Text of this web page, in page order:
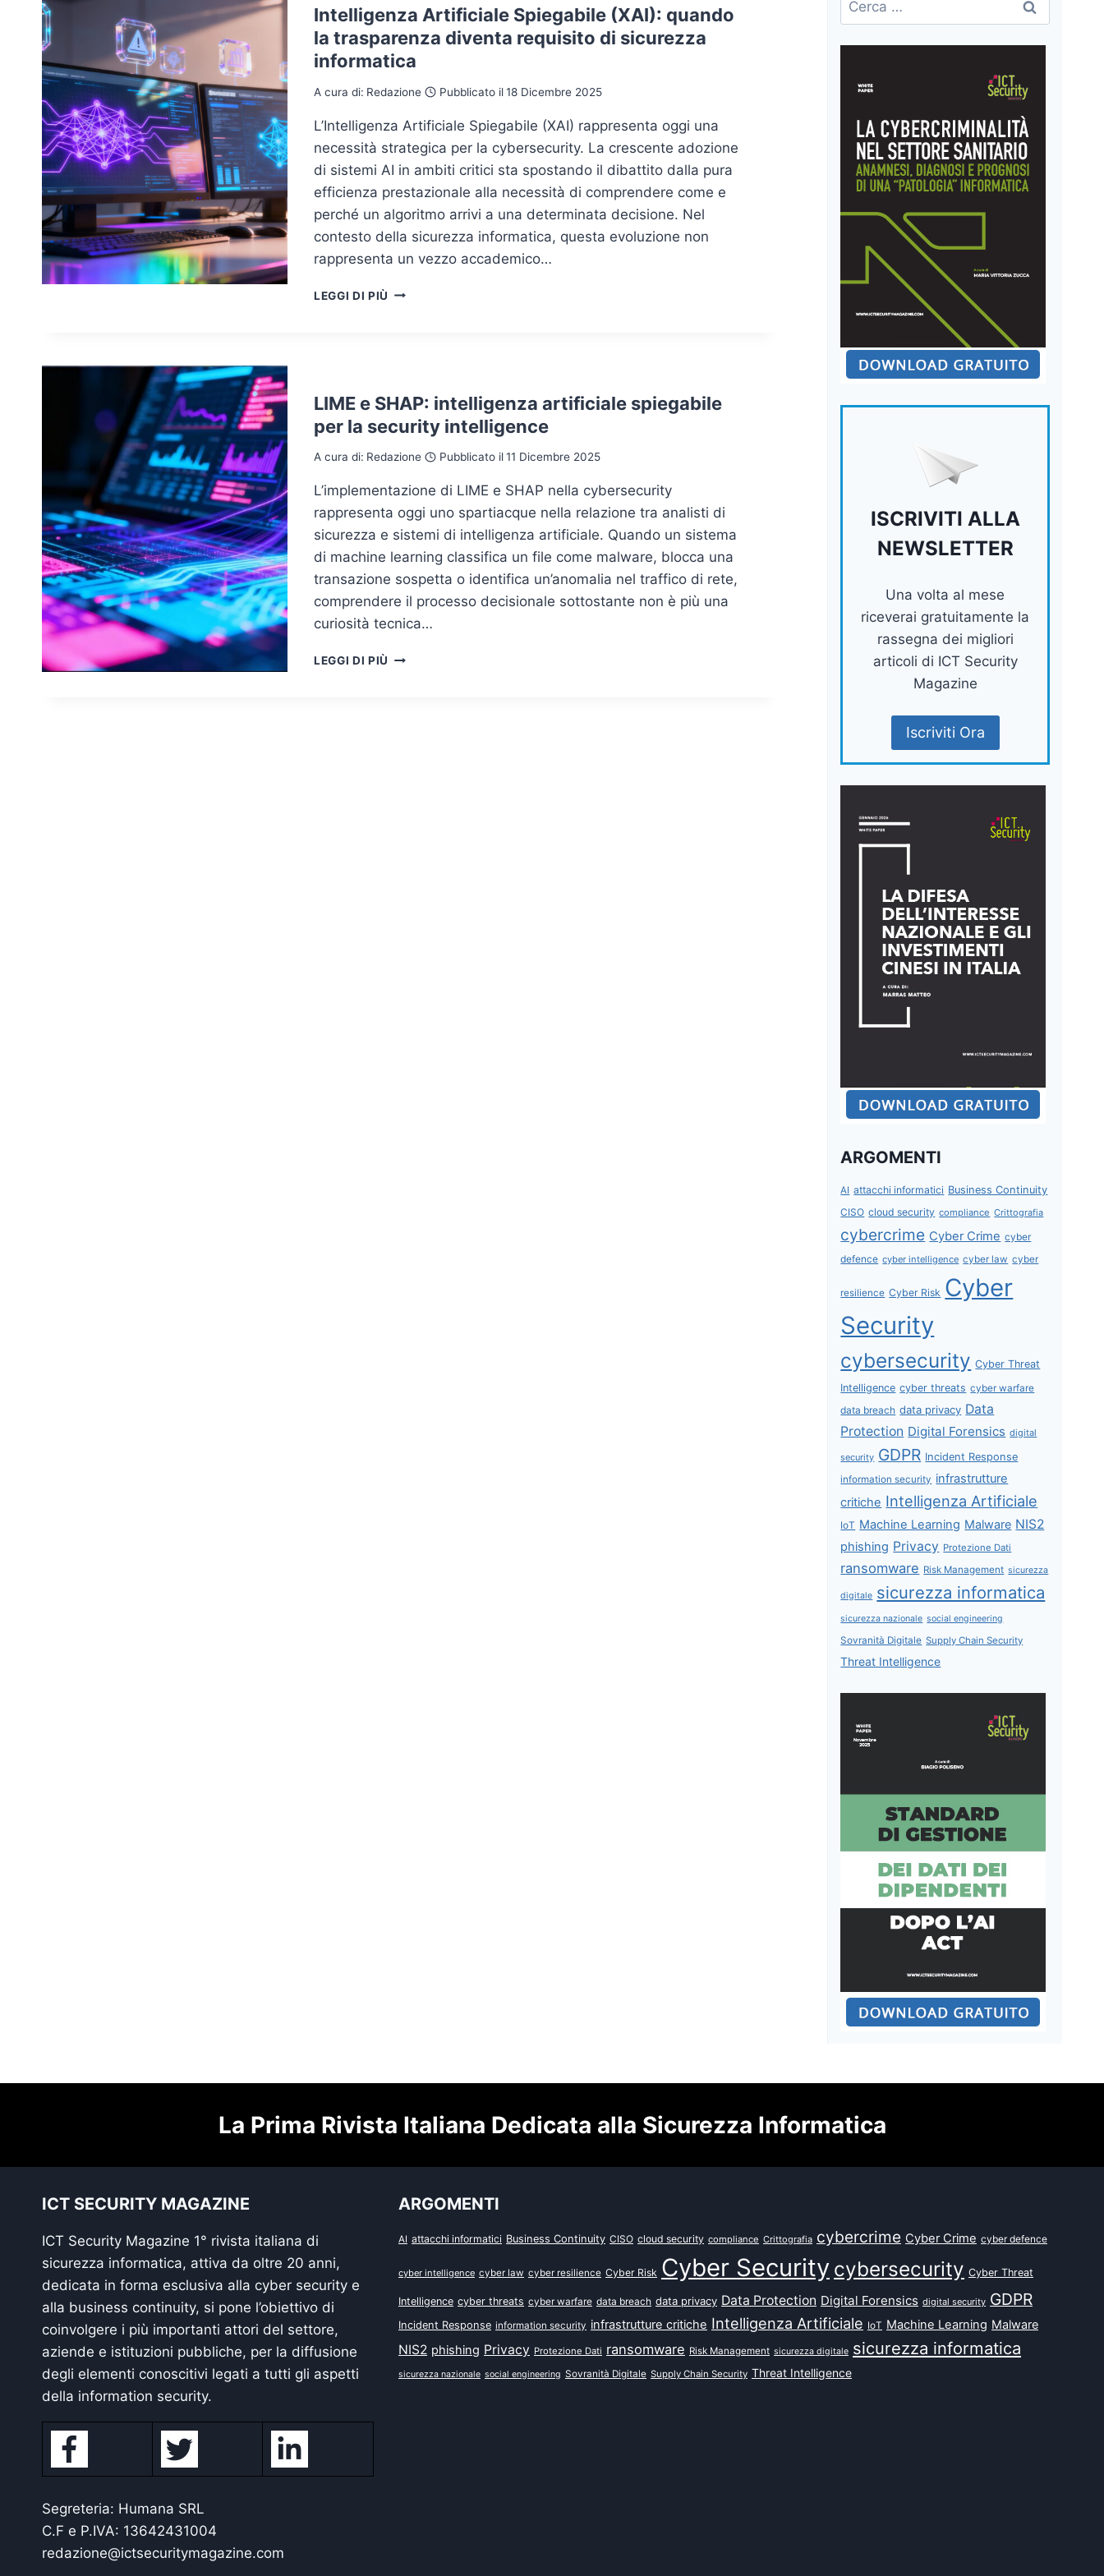
Intelligenza Artificiale Spiegabile (XAI): quando
la trasparenza diventa requisito di sicurezza
informatica
A cura di: Redazione Pubblicato il18 Dicembre 2025
L’Intelligenza Artificiale Spiegabile (XAI) rappresenta oggi una
necessità strategica per la cybersecurity. La crescente adozione
di sistemi AI in ambiti critici sta spostando il dibattito dalla pura
efficienza prestazionale alla necessità di comprendere come e
perché un algoritmo arrivi a una determinata decisione. Nel
contesto della sicurezza informatica, questa evoluzione non
rappresenta un vezzo accademico…
LEGGI DI PIÙ INTELLIGENZA
TRASPARENZA
DIVENTA
REQUISITO
SICUREZZA
LIME e SHAP: intelligenza artificiale spiegabile
per la security intelligence
A cura di: Redazione Pubblicato il11 Dicembre 2025
L’implementazione di LIME e SHAP nella cybersecurity
rappresenta oggi uno spartiacque nella relazione tra analisti di
sicurezza e sistemi di intelligenza artificiale. Quando un sistema
di machine learning classifica un file come malware, blocca una
transazione sospetta o identifica un’anomalia nel traffico di rete,
comprendere il processo decisionale sottostante non è più una
curiosità tecnica…
LEGGI DI PIÙ LIME
per:
ISCRIVITI ALLA
NEWSLETTER
Una volta al mese
riceverai gratuitamente la
rassegna dei migliori
articoli di ICT Security
Magazine
Iscriviti Ora
ARGOMENTI
AI attacchi informatici Business Continuity
CISO cloud security compliance Crittografia
cybercrime Cyber Crime cyber
defence cyber intelligence cyber law cyber
resilience Cyber Risk Cyber
Security
cybersecurity Cyber Threat
Intelligence cyber threats cyber warfare
data breach data privacy Data
Protection Digital Forensics digital
security GDPR Incident Response
information security infrastrutture
critiche Intelligenza Artificiale
IoT Machine Learning Malware NIS2
phishing Privacy Protezione Dati
ransomware Risk Management sicurezza
digitale sicurezza informatica
sicurezza nazionale social engineering
Sovranità Digitale Supply Chain Security
Threat Intelligence
La Prima Rivista Italiana Dedicata alla Sicurezza Informatica
ICT SECURITY MAGAZINE
ICT Security Magazine 1° rivista italiana di
sicurezza informatica, attiva da oltre 20 anni,
dedicata in forma esclusiva alla cyber security e
alla business continuity, si pone l’obiettivo di
coinvolgere i più importanti attori del settore,
aziende e istituzioni pubbliche, per la diffusione
degli elementi conoscitivi legati a tutti gli aspetti
della information security.
Segreteria: Humana SRL
C.F e P.IVA: 13642431004
redazione@ictsecuritymagazine.com
ARGOMENTI
AI attacchi informatici Business Continuity CISO cloud security compliance Crittografia cybercrime Cyber Crime cyber defence
cyber intelligence cyber law cyber resilience Cyber Risk Cyber Security cybersecurity Cyber Threat
Intelligence cyber threats cyber warfare data breach data privacy Data Protection Digital Forensics digital security GDPR
Incident Response information security infrastrutture critiche Intelligenza Artificiale IoT Machine Learning Malware
NIS2 phishing Privacy Protezione Dati ransomware Risk Management sicurezza digitale sicurezza informatica
sicurezza nazionale social engineering Sovranità Digitale Supply Chain Security Threat Intelligence